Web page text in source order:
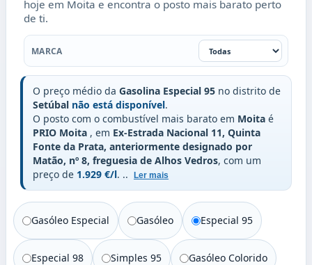
hoje em Moita e encontra o posto mais barato perto
de ti.
Marca
MARCA
O preço médio da Gasolina Especial 95 no distrito de
Setúbal não está disponível.
O posto com o combustível mais barato em Moita é
PRIO Moita , em Ex-Estrada Nacional 11, Quinta
Fonte da Prata, anteriormente designado por
Matão, nº 8, freguesia de Alhos Vedros, com um
preço de 1.929 €/l. .. Ler mais
Gasóleo Especial Gasóleo Especial 95
Especial 98 Simples 95 Gasóleo Colorido